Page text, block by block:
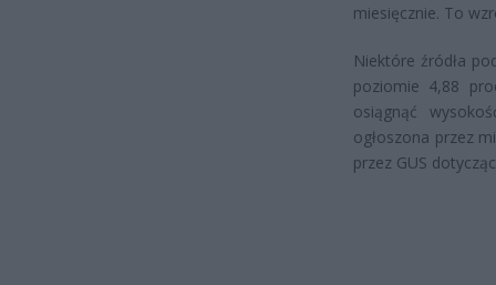
miesięcznie. To
Niektóre źródła
poziomie 4,88
osiągnąć
ogłoszona przez
przez GUS